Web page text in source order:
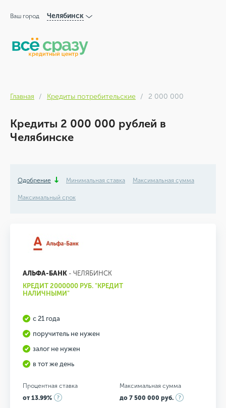
Ваш город Челябинск
Главная Кредиты потребительские 2 000 000
Кредиты 2 000 000 рублей в
Челябинске
Одобрение Минимальная ставка Максимальная сумма
Максимальный срок
АЛЬФА-БАНК - ЧЕЛЯБИНСК
КРЕДИТ 2000000 РУБ. "КРЕДИТ
НАЛИЧНЫМИ"
с 21 года
поручитель не нужен
залог не нужен
в тот же день
Процентная ставка
от 13.99%
Максимальная сумма
до 7 500 000 руб.